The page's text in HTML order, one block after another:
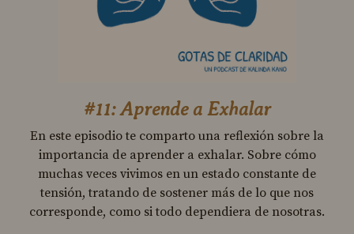
#11: Aprende a Exhalar
En este episodio te comparto una reflexión sobre la
importancia de aprender a exhalar. Sobre cómo
muchas veces vivimos en un estado constante de
tensión, tratando de sostener más de lo que nos
corresponde, como si todo dependiera de nosotras.